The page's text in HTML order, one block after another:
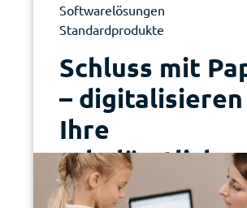
Softwarelösungen
|
Standardprodukte
Schluss mit
– digitalisieren
Ihre
Dossiers mit